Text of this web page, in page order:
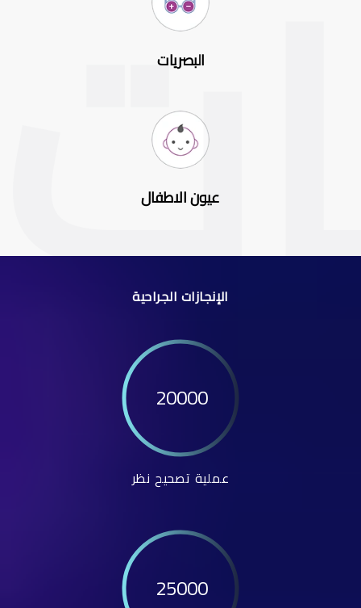
البصريات
عيون الاطفال
الإنجازات الجراحية
20000
عملية تصحيح نظر
25000